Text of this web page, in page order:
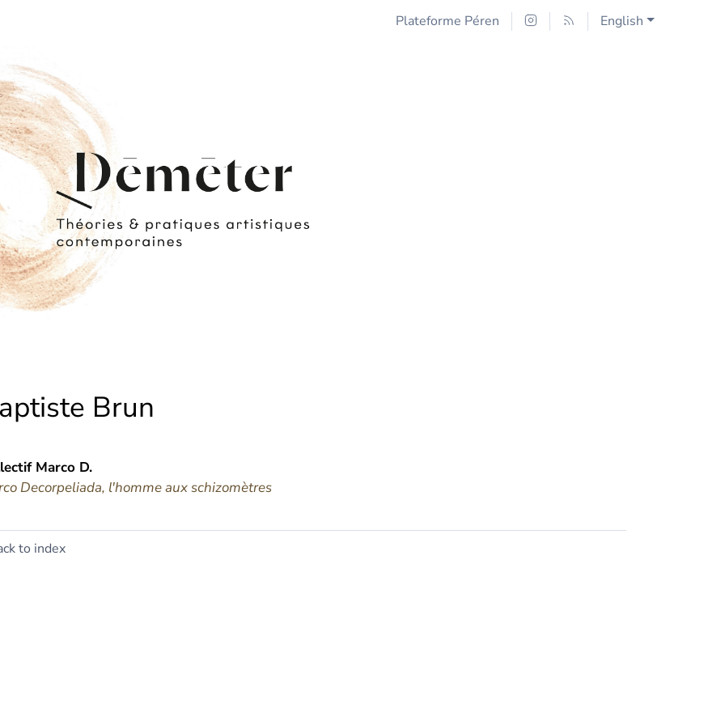
Plateforme Péren English
Brun
Marco D.
Decorpeliada, l'homme aux schizomètres
to index